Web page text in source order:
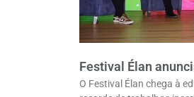
Festival Élan
O Festival Élan chega à